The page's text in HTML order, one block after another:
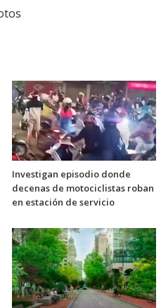
Investigan episodio donde
decenas de motociclistas roban
en estación de servicio